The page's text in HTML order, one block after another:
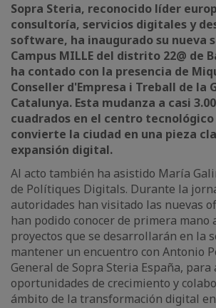
Sopra Steria, reconocido líder
consultoría, servicios digitales y
software, ha inaugurado su nueva
Campus MILLE del distrito 22@ de
ha contado con la presencia de
Conseller d'Empresa i Treball de la
Catalunya. Esta mudanza a casi
cuadrados en el centro tecnológico
convierte la ciudad en una pieza
expansión digital.
Al acto también ha asistido María
de Polítiques Digitals. Durante la
autoridades han visitado las nuevas
han podido conocer de primera mano
proyectos que se desarrollarán en la
mantener un encuentro con Antonio
General de Sopra Steria España,
oportunidades de crecimiento y
ámbito de la transformación digital